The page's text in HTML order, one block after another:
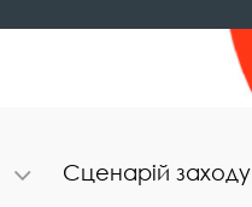
С​ц​е​н​а​р​і​й​ ​з​а​х​о​д​у